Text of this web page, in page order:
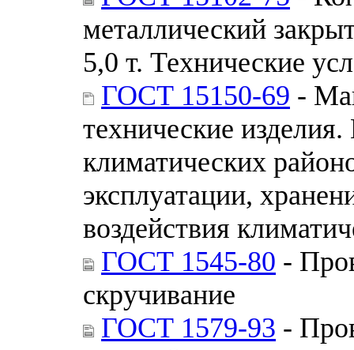
металлический
5,0 т. Технические
ГОСТ 15150-69 -
технические
климатических
эксплуатации,
воздействия
ГОСТ 1545-80 -
скручивание
ГОСТ 1579-93 -